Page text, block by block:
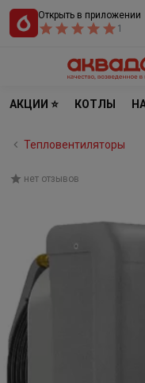
Открыть в приложении
1
АКЦИИ ⭐ КОТЛЫ
Тепловентиляторы
нет отзывов